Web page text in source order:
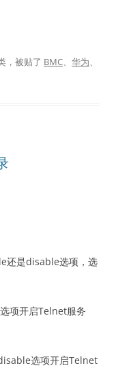
，被贴了 BMC、 华为、
还是disable选项，选
项开启Telnet服务
选项开启Telnet